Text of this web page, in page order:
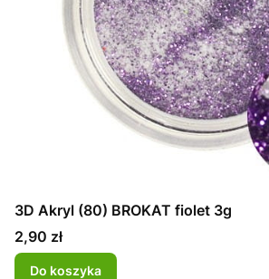
3D Akryl (80) BROKAT fiolet 3g
Cena
2,90 zł
Do koszyka